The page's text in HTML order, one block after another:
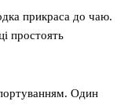
прикраса до чаю.
простоять
Один